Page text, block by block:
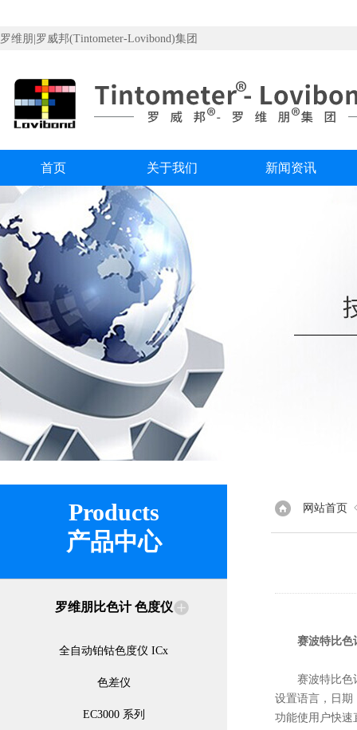
罗维朋|罗威邦(Tintometer-Lovibond)集团
首页 关于我们 新闻资讯
Products
产品中心
罗维朋比色计 色度仪
全自动铂钴色度仪 ICx
色差仪
EC3000 系列
网站首页
赛波特比色
赛波特比色计
设置语言，日期
功能使用户快速